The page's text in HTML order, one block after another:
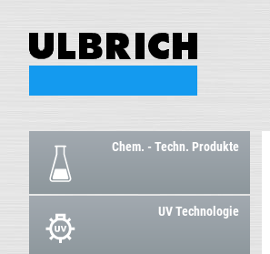
Chem. - Techn. Produkte
UV Technologie